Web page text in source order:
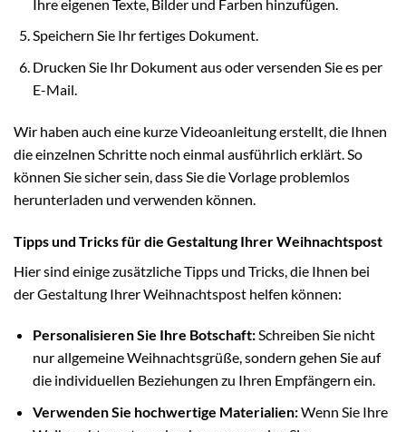
Ihre eigenen Texte, Bilder und Farben hinzufügen.
Speichern Sie Ihr fertiges Dokument.
Drucken Sie Ihr Dokument aus oder versenden Sie es per
E-Mail.
Wir haben auch eine kurze Videoanleitung erstellt, die Ihnen
die einzelnen Schritte noch einmal ausführlich erklärt. So
können Sie sicher sein, dass Sie die Vorlage problemlos
herunterladen und verwenden können.
Tipps und Tricks für die Gestaltung Ihrer Weihnachtspost
Hier sind einige zusätzliche Tipps und Tricks, die Ihnen bei
der Gestaltung Ihrer Weihnachtspost helfen können:
Personalisieren Sie Ihre Botschaft:Schreiben Sie nicht
nur allgemeine Weihnachtsgrüße, sondern gehen Sie auf
die individuellen Beziehungen zu Ihren Empfängern ein.
Verwenden Sie hochwertige Materialien:Wenn Sie Ihre